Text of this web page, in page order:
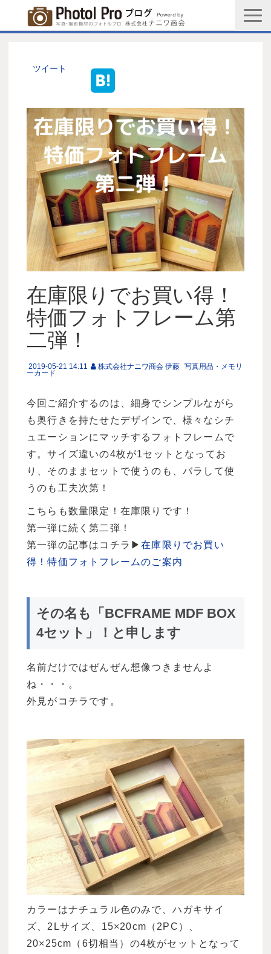
メルマガ登録
PGC新規登録申込み
写真館協会新規登録申込み
お問い合わせ
ツイート
在庫限りでお買い得！
特価フォトフレーム第
二弾！
2019-05-21 14:11 株式会社ナニワ商会 伊藤 写真用品・メモリ
ーカード
今回ご紹介するのは、細身でシンプルながら
も奥行きを持たせたデザインで、様々なシチ
ュエーションにマッチするフォトフレームで
す。サイズ違いの4枚が1セットとなってお
り、そのままセットで使うのも、バラして使
うのも工夫次第！
こちらも数量限定！在庫限りです！
第一弾に続く第二弾！
第一弾の記事はコチラ▶在庫限りでお買い
得！特価フォトフレームのご案内
その名も「BCFRAME MDF BOX
4セット」！と申します
名前だけではぜんぜん想像つきませんよ
ね・・・。
外見がコチラです。
カラーはナチュラル色のみで、ハガキサイ
ズ、2Lサイズ、15×20cm（2PC）、
20×25cm（6切相当）の4枚がセットとなって